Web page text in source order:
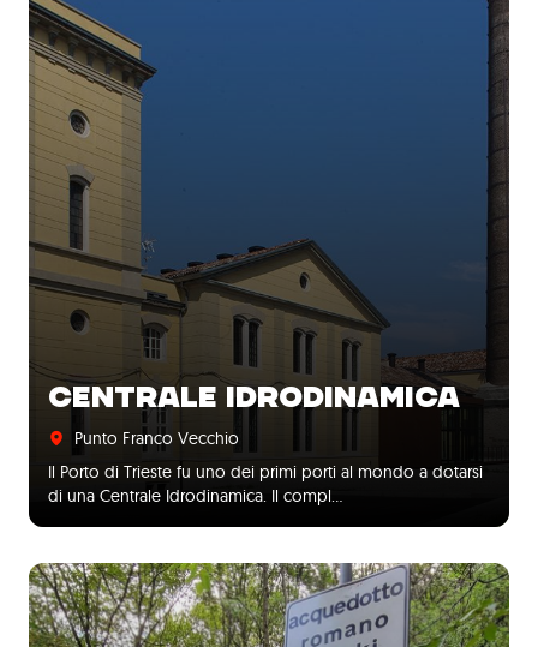
CENTRALE IDRODINAMICA
Punto Franco Vecchio
Il Porto di Trieste fu uno dei primi porti al mondo a dotarsi
di una Centrale Idrodinamica. Il compl…